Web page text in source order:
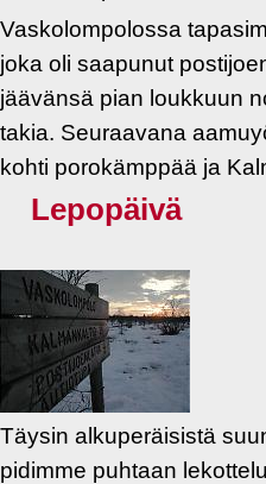
Vaskolompolossa
joka oli saapunut
jäävänsä pian loukkuun
takia. Seuraavana
kohti porokämppää ja
Lepopäivä
Täysin alkuperäisistä
pidimme puhtaan